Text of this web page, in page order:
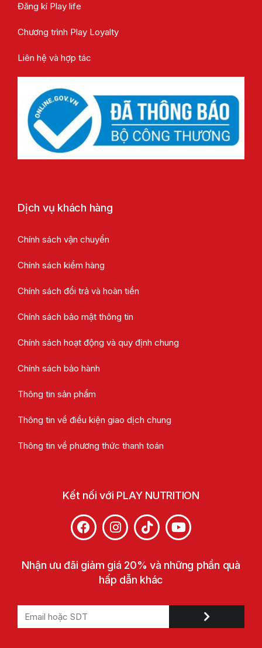
Đăng kí Play life
Chương trình Play Loyalty
Liên hệ và hợp tác
Dịch vụ khách hàng
Chính sách vận chuyển
Chính sách kiểm hàng
Chính sách đổi trả và hoàn tiền
Chính sách bảo mật thông tin
Chính sách hoạt động và quy định chung
Chính sách bảo hành
Thông tin sản phẩm
Thông tin về điều kiện giao dịch chung
Thông tin về phương thức thanh toán
Kết nối với PLAY NUTRITION
Nhận ưu đãi giảm giá 20% và những phần quà
hấp dẫn khác